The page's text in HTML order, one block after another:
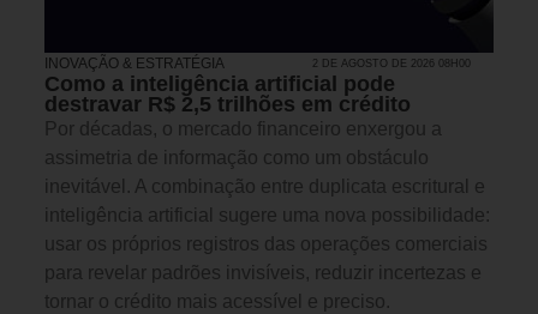
INOVAÇÃO & ESTRATÉGIA 2 DE AGOSTO DE 2026 08H00
Como a inteligência artificial pode
destravar R$ 2,5 trilhões em crédito
Por décadas, o mercado financeiro enxergou a
assimetria de informação como um obstáculo
inevitável. A combinação entre duplicata escritural e
inteligência artificial sugere uma nova possibilidade:
usar os próprios registros das operações comerciais
para revelar padrões invisíveis, reduzir incertezas e
tornar o crédito mais acessível e preciso.